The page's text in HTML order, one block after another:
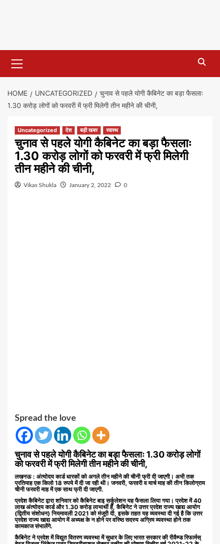
Menu
HOME UNCATEGORIZED
चुनाव से पहले योगी कैबिनेट का बड़ा फैसलाः
1.30 करोड़ लोगों को फरवरी में फ्री मिलेगी तीन महीने की चीनी,
Uncategorized देश बड़ी खबर स्वास्थ
चुनाव से पहले योगी कैबिनेट का बड़ा फैसलाः
1.30 करोड़ लोगों को फरवरी में फ्री मिलेगी
तीन महीने की चीनी,
Vikas Shukla January 2, 2022 0
Spread the love
चुनाव से पहले योगी कैबिनेट का बड़ा फैसलाः 1.30 करोड़ लोगों
को फरवरी में फ्री मिलेगी तीन महीने की चीनी,
लखनऊ : अंत्योदय कार्ड धारकों को अगले तीन महीने की चीनी फ्री दी जाएगी। अभी तक
प्रतिमाह एक किलो 18 रुपये में दी जा रही थी। जनवरी, फरवरी व मार्च माह की तीन किलोग्राम
चीनी फरवरी माह में एक साथ फ्री दी जाएगी.
प्रदेश कैबिनेट द्वारा शनिवार को कैबिनेट बाइ सर्कुलेशन यह फैसला लिया गया। प्रदेश में 40
लाख अंत्योदय कार्ड और 1.30 करोड़ लाभार्थी हैं, कैबिनेट ने उत्तर प्रदेश राज्य खाद्य आयोग
(द्वितीय संशोधन) नियमावली 2021 को मंजूरी दी, इसके तहत यह व्यवस्था दी गई है कि उत्तर
प्रदेश राज्य खाद्य आयोग में अध्यक्ष के न होने पर वरिष्ठ सदस्य अग्रिम व्यवस्था होने तक
कामकाज संभालेंगे.
कैबिनेट ने प्रदेश में विद्युत वितरण व्यवस्था में सुधार के लिए भारत सरकार की रीवैम्प्ड रिफार्मस्